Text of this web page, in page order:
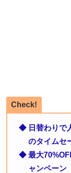
Check!
◆ 日替わりで
のタイムセ
◆ 最大
ャンペーン